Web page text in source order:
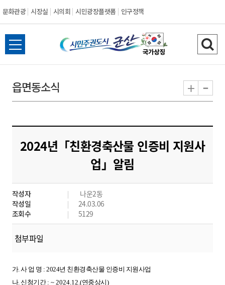
문화관광 시장실 시의회 시민광장플랫폼 인구정책
시
민
도
시
군
산
전
체
뉴
열
검
색
기
읍면동소식 + -
2024년「친환경축산물 인증비 지원사
업」알림
작성자
나운2동
작성일
24.03.06
조회수
5129
첨부파일
가. 사 업 명 : 2024년 친환경축산물 인증비 지원사업
나. 신청기간 : ~ 2024.12.(연중상시)